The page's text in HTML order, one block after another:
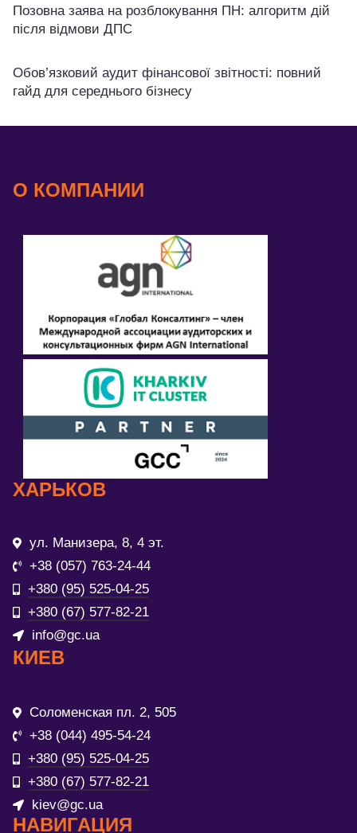
Позовна заява на розблокування ПН: алгоритм дій
після відмови ДПС
Обов’язковий аудит фінансової звітності: повний
гайд для середнього бізнесу
О КОМПАНИИ
ХАРЬКОВ
ул. Манизера, 8, 4 эт.
+38 (057) 763-24-44
+380 (95) 525-04-25
+380 (67) 577-82-21
info@gc.ua
КИЕВ
Соломенская пл. 2, 505
+38 (044) 495-54-24
+380 (95) 525-04-25
+380 (67) 577-82-21
kiev@gc.ua
НАВИГАЦИЯ